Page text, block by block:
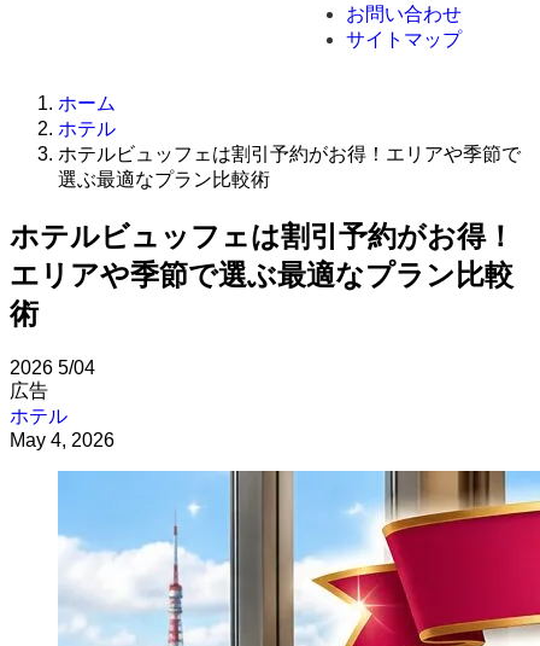
お問い合わせ
サイトマップ
ホーム
ホテル
ホテルビュッフェは割引予約がお得！エリアや季節で
選ぶ最適なプラン比較術
ホテルビュッフェは割引予約がお得！
エリアや季節で選ぶ最適なプラン比較
術
2026 5/04
広告
ホテル
May 4, 2026